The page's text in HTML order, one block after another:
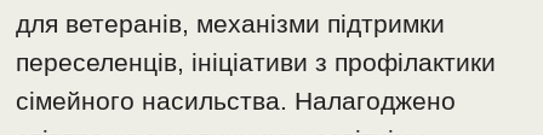
для ветеранів, механізми підтримки
переселенців, ініціативи з профілактики
сімейного насильства. Налагоджено